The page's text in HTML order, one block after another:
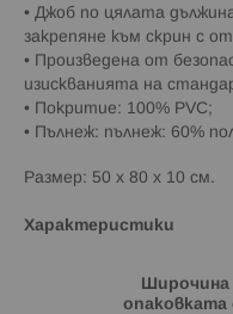
• Джоб по цялата
закрепяне към скрин с
• Произведена от
изискванията на
• Покритие: 100% PVC;
• Пълнеж: пълнеж: 60%
Размер: 50 x 80 x 10 см.
Характеристики
Широчина
опаковката